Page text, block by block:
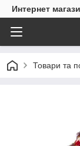
Интернет
Товари та